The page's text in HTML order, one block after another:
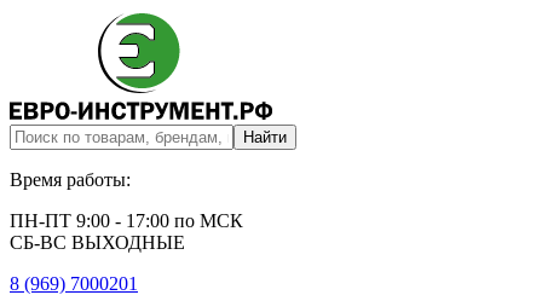
Время работы:
ПН-ПТ 9:00 - 17:00 по МСК
СБ-ВС ВЫХОДНЫЕ
8 (969) 7000201